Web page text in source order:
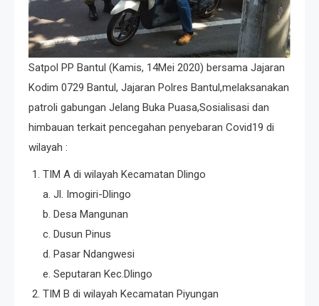
Satpol PP Bantul (Kamis, 14Mei 2020) bersama Jajaran
Kodim 0729 Bantul, Jajaran Polres Bantul,melaksanakan
patroli gabungan Jelang Buka Puasa,Sosialisasi dan
himbauan terkait pencegahan penyebaran Covid19 di
wilayah :
TIM A di wilayah Kecamatan Dlingo
a. Jl. Imogiri-Dlingo
b. Desa Mangunan
c. Dusun Pinus
d. Pasar Ndangwesi
e. Seputaran Kec.Dlingo
TIM B di wilayah Kecamatan Piyungan